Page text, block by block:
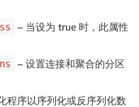
– 当设为 true 时，此属性
– 设置连接和聚合的分区
程序以序列化或反序列化数